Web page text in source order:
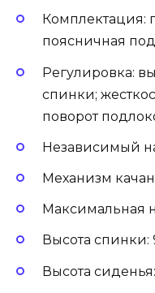
Комплектация:
поясничная
Регулировка:
спинки;
поворот
Независимый
Механизм
Максимальная
Высота спинки:
Высота